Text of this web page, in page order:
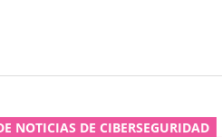
NOTICIAS DE CIBERSEGURIDAD